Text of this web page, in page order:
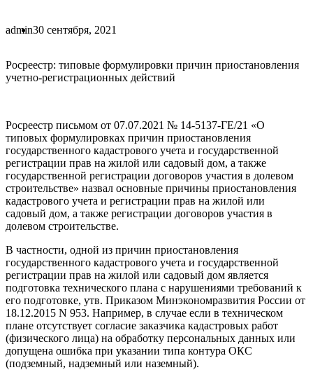
admin30 сентября, 2021
Росреестр: типовые формулировки причин приостановления
учетно-регистрационных действий
Росреестр письмом от 07.07.2021 № 14-5137-ГЕ/21 «О
типовых формулировках причин приостановления
государственного кадастрового учета и государственной
регистрации прав на жилой или садовый дом, а также
государственной регистрации договоров участия в долевом
строительстве» назвал основные причины приостановления
кадастрового учета и регистрации прав на жилой или
садовый дом, а также регистрации договоров участия в
долевом строительстве.
В частности, одной из причин приостановления
государственного кадастрового учета и государственной
регистрации прав на жилой или садовый дом является
подготовка технического плана с нарушениями требований к
его подготовке, утв. Приказом Минэкономразвития России от
18.12.2015 N 953. Например, в случае если в техническом
плане отсутствует согласие заказчика кадастровых работ
(физического лица) на обработку персональных данных или
допущена ошибка при указании типа контура ОКС
(подземный, надземный или наземный).